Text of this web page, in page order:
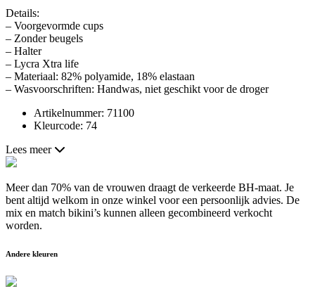
Details:
– Voorgevormde cups
– Zonder beugels
– Halter
– Lycra Xtra life
– Materiaal: 82% polyamide, 18% elastaan
– Wasvoorschriften: Handwas, niet geschikt voor de droger
Artikelnummer: 71100
Kleurcode: 74
Lees meer
Meer dan 70% van de vrouwen draagt de verkeerde BH-maat. Je
bent altijd welkom in onze winkel voor een persoonlijk advies. De
mix en match bikini’s kunnen alleen gecombineerd verkocht
worden.
Andere kleuren